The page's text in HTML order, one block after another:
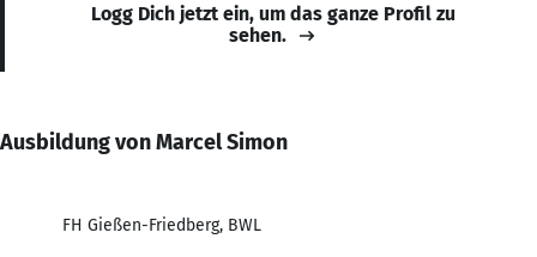
Logg Dich jetzt ein, um das ganze Profil zu
sehen.
Ausbildung von Marcel Simon
FH Gießen-Friedberg, BWL